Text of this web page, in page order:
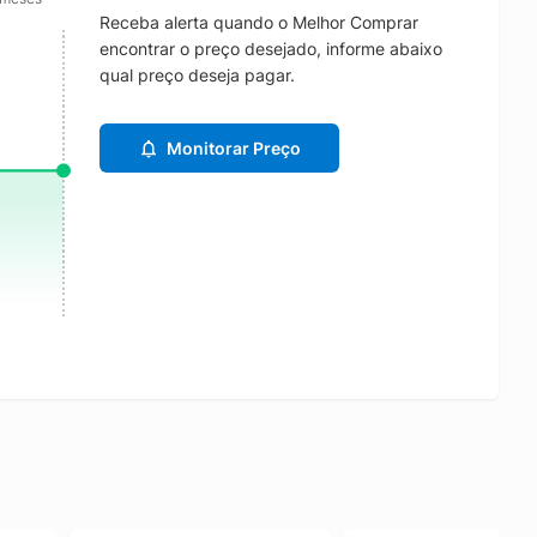
Receba alerta quando o Melhor Comprar
encontrar o preço desejado, informe abaixo
qual preço deseja pagar.
Monitorar Preço